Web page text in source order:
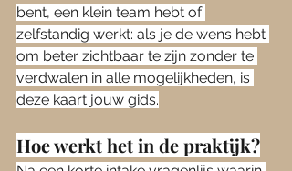
bent, een klein team hebt of
zelfstandig werkt: als je de wens hebt
om beter zichtbaar te zijn zonder te
verdwalen in alle mogelijkheden, is
deze kaart jouw gids.
Hoe werkt het in de praktijk?